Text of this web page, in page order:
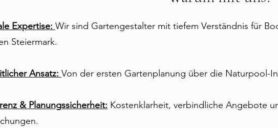
Expertise: Wir sind Gartengestalter mit tiefem Verständnis für
Steiermark.
Ansatz: Von der ersten Gartenplanung über die Naturpool-
& Planungssicherheit: Kosten­klarheit, verbindliche Angebote